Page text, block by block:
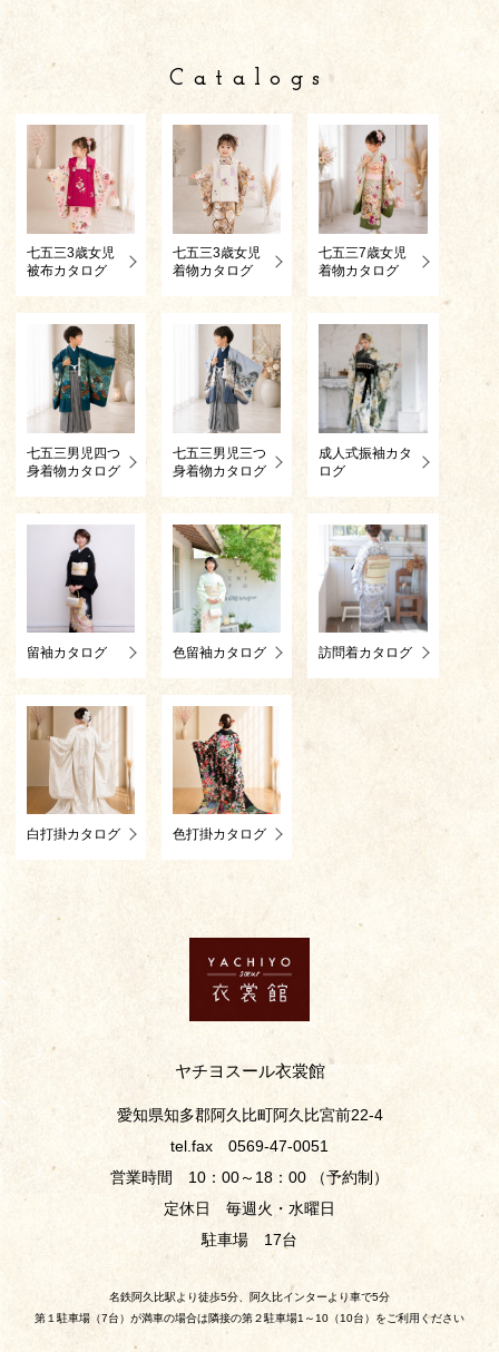
Catalogs
七五三3歳女児
被布カタログ
七五三3歳女児
着物カタログ
七五三7歳女児
着物カタログ
七五三男児四つ
身着物カタログ
七五三男児三つ
身着物カタログ
成人式振袖カタ
ログ
留袖カタログ 色留袖カタログ 訪問着カタログ
白打掛カタログ 色打掛カタログ
ヤチヨスール衣裳館
愛知県知多郡阿久比町阿久比宮前22-4
tel.fax 0569-47-0051
営業時間 10：00～18：00 （予約制）
定休日 毎週火・水曜日
駐車場 17台
名鉄阿久比駅より徒歩5分、阿久比インターより車で5分
第１駐車場（7台）が満車の場合は隣接の第２駐車場1～10（10台）をご利用ください